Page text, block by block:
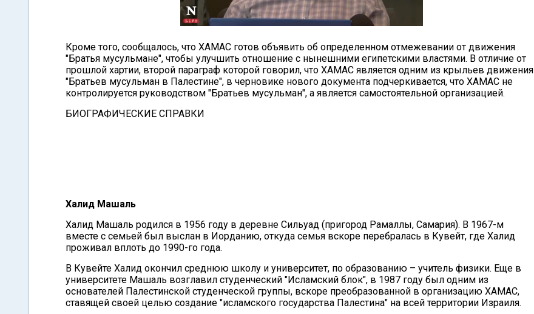
Кроме того, сообщалось, что ХАМАС готов объявить об определенном отмежевании от движения
"Братья мусульмане", чтобы улучшить отношение с нынешними египетскими властями. В отличие от
прошлой хартии, второй параграф которой говорил, что ХАМАС является одним из крыльев движения
"Братьев мусульман в Палестине", в черновике нового документа подчеркивается, что ХАМАС не
контролируется руководством "Братьев мусульман", а является самостоятельной организацией.
БИОГРАФИЧЕСКИЕ СПРАВКИ
Халид Машаль
Халид Машаль родился в 1956 году в деревне Сильуад (пригород Рамаллы, Самария). В 1967-м
вместе с семьей был выслан в Иорданию, откуда семья вскоре перебралась в Кувейт, где Халид
проживал вплоть до 1990-го года.
В Кувейте Халид окончил среднюю школу и университет, по образованию – учитель физики. Еще в
университете Машаль возглавил студенческий "Исламский блок", в 1987 году был одним из
основателей Палестинской студенческой группы, вскоре преобразованной в организацию ХАМАС,
ставящей своей целью создание "исламского государства Палестина" на всей территории Израиля.